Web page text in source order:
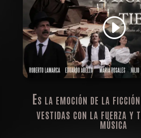
Es la emoción de la
vestidas con la fuerza y
música